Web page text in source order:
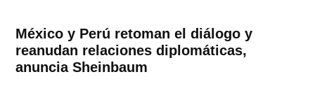
México y Perú retoman el diálogo y
reanudan relaciones diplomáticas,
anuncia Sheinbaum